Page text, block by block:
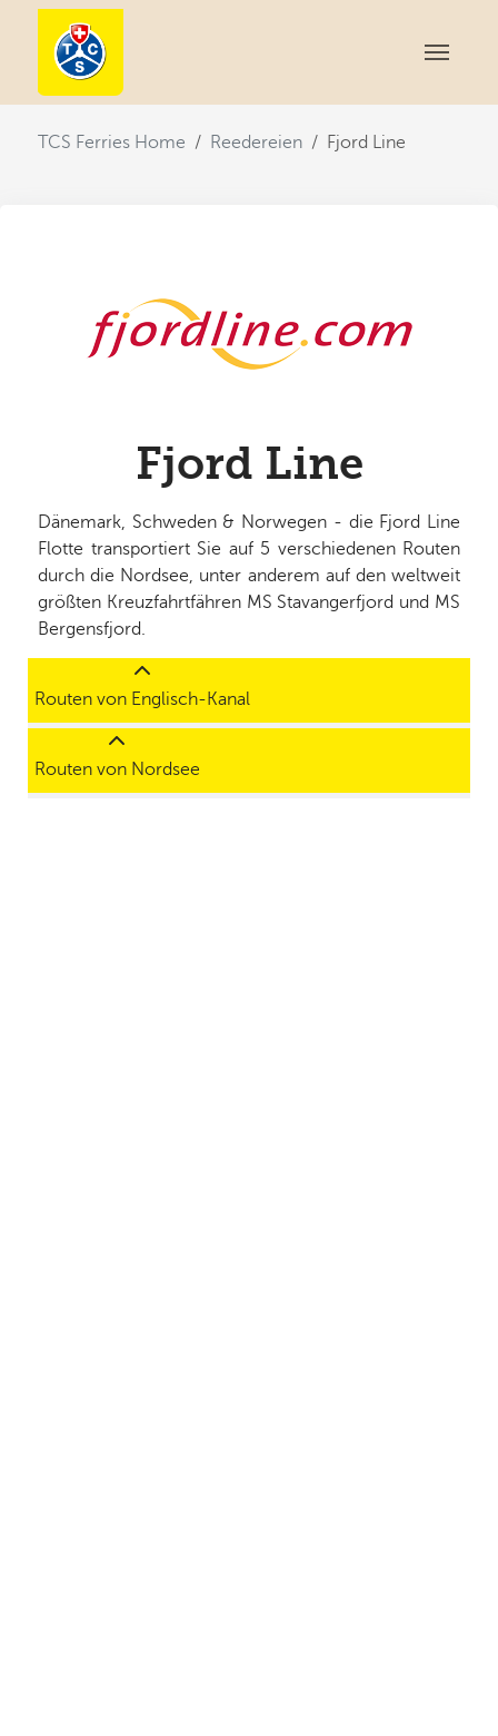
TCS Ferries Home Reedereien Fjord Line
Fjord Line
Dänemark, Schweden & Norwegen - die Fjord Line
Flotte transportiert Sie auf 5 verschiedenen Routen
durch die Nordsee, unter anderem auf den weltweit
größten Kreuzfahrtfähren MS Stavangerfjord und MS
Bergensfjord.
Routen von Englisch-Kanal
Routen von Nordsee